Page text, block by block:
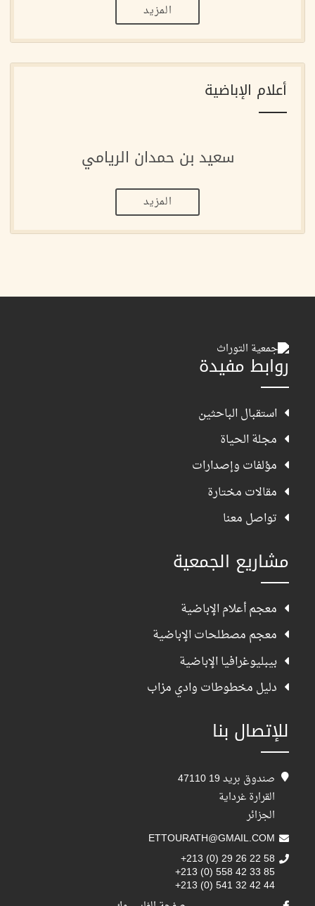
المزيد
أعلام الإباضية
سعيد بن حمدان الريامي
المزيد
روابط مفيدة
استقبال الباحثين
مجلة الحياة
مؤلفات وإصدارات
مقالات مختارة
تواصل معنا
مشاريع الجمعية
معجم أعلام الإباضية
معجم مصطلحات الإباضية
بيبليوغرافيا الإباضية
دليل مخطوطات وادي مزاب
للإتصال بنا
صندوق بريد 19 47110
القرارة غرداية
الجزائر
ETTOURATH@GMAIL.COM
+213 (0) 29 26 22 58
+213 (0) 558 42 33 85
+213 (0) 541 32 42 44